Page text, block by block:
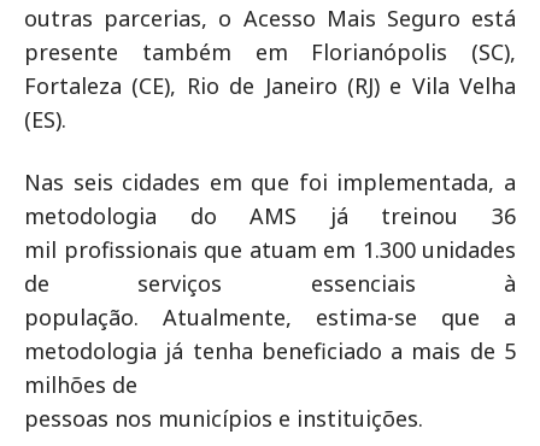
outras parcerias, o Acesso Mais Seguro está
presente também em Florianópolis (SC),
Fortaleza (CE), Rio de Janeiro (RJ) e Vila Velha
(ES).
Nas seis cidades em que foi implementada, a
metodologia do AMS já treinou 36
mil profissionais que atuam em 1.300 unidades
de serviços essenciais à
população. Atualmente, estima-se que a
metodologia já tenha beneficiado a mais de 5
milhões de
pessoas nos municípios e instituições.